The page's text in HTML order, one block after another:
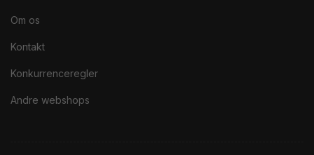
Om os
Kontakt
Konkurrenceregler
Andre webshops